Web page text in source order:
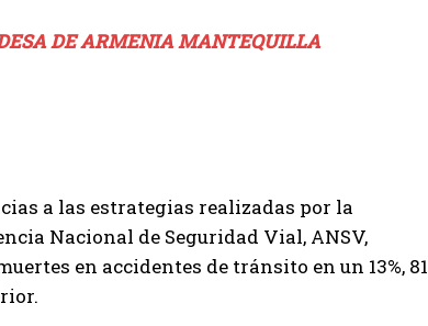
DE ARMENIA MANTEQUILLA
a las estrategias realizadas por la
Nacional de Seguridad Vial, ANSV,
en accidentes de tránsito en un 13%, 81